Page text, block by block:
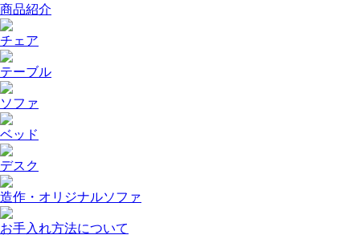
商品紹介
チェア
テーブル
ソファ
ベッド
デスク
造作・オリジナルソファ
お手入れ方法について